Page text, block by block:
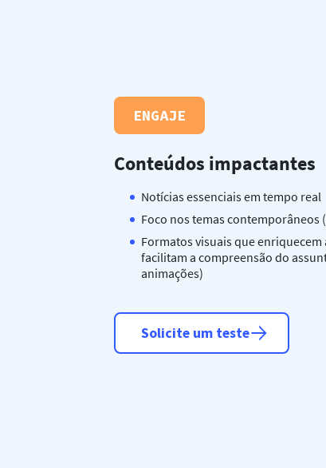
ENGAJE
Conteúdos impactantes
Notícias essenciais em tempo real
Foco nos temas
Formatos visuais que
facilitam a compreensão do
animações)
Solicite um teste